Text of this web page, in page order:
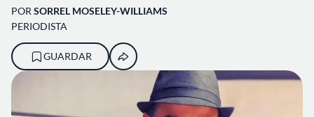
POR SORREL MOSELEY-WILLIAMS
PERIODISTA
GUARDAR